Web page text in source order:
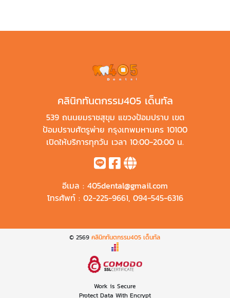
คลินิกทันตกรรม405 เด็นทัล
539 ถนนยมราชสุขุม แขวงป้อมปราบ เขต
ป้อมปราบศัตรูพ่าย กรุงเทพมหานคร 10100
เปิดให้บริการทุกวัน เวลา 10:00-20:00 น.
อีเมล : 405dental@gmail.com
โทรศัพท์ : 02-225-9661, 094-545-6316
© 2569คลินิกทันตกรรม405 เด็นทัล
Work is Secure
Protect Data With Encrypt